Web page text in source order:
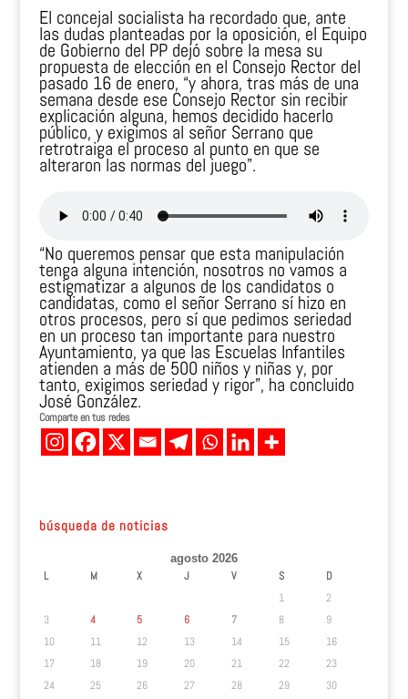
El concejal socialista ha recordado que, ante
las dudas planteadas por la oposición, el Equipo
de Gobierno del PP dejó sobre la mesa su
propuesta de elección en el Consejo Rector del
pasado 16 de enero, “y ahora, tras más de una
semana desde ese Consejo Rector sin recibir
explicación alguna, hemos decidido hacerlo
público, y exigimos al señor Serrano que
retrotraiga el proceso al punto en que se
alteraron las normas del juego”.
“No queremos pensar que esta manipulación
tenga alguna intención, nosotros no vamos a
estigmatizar a algunos de los candidatos o
candidatas, como el señor Serrano sí hizo en
otros procesos, pero sí que pedimos seriedad
en un proceso tan importante para nuestro
Ayuntamiento, ya que las Escuelas Infantiles
atienden a más de 500 niños y niñas y, por
tanto, exigimos seriedad y rigor”, ha concluido
José González.
Comparte en tus redes
búsqueda de noticias
agosto 2026
L M X J V S
D
1
2
3
4 5 6 7 8
9
10
11 12 13 14 15
16
17
18 19 20 21 22
23
24
25 26 27 28 29
30